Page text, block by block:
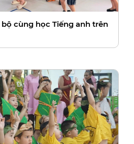
cùng học Tiếng anh trên